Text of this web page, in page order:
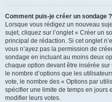
Comment puis-je créer un sondage ?
Lorsque vous rédigez un nouveau
sujet, cliquez sur l’onglet « Créer un
principal de rédaction. Si cet onglet
vous n’ayez pas la permission de
sondage en incluant au moins deux
chaque option devant être insérée
le nombre d’options que les
vote, le nombre des « Options par
spécifier une limite de temps en jours
modifier leurs votes.